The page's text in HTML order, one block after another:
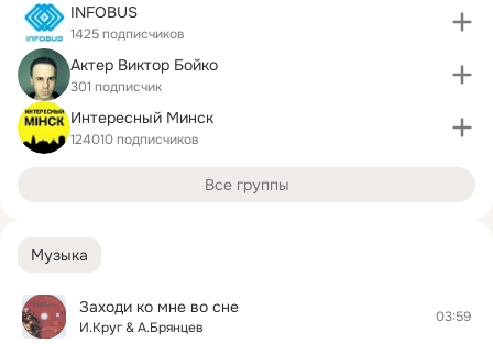
Музыка
Заходи ко мне во сне
И.Круг & А.Брянцев
03:59
INFOBUS
1425 подписчиков
Актер Виктор Бойко
301 подписчик
Интересный Минск
124010 подписчиков
Все группы